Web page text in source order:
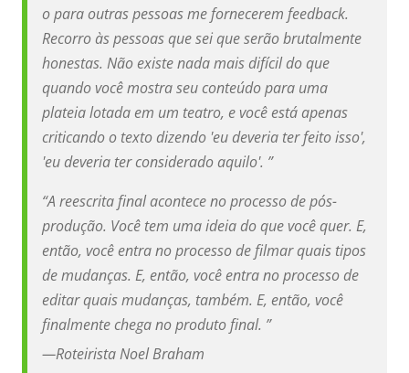
o para outras pessoas me fornecerem feedback.
Recorro às pessoas que sei que serão brutalmente
honestas. Não existe nada mais difícil do que
quando você mostra seu conteúdo para uma
plateia lotada em um teatro, e você está apenas
criticando o texto dizendo 'eu deveria ter feito isso',
'eu deveria ter considerado aquilo'. ”
“A reescrita final acontece no processo de pós-
produção. Você tem uma ideia do que você quer. E,
então, você entra no processo de filmar quais tipos
de mudanças. E, então, você entra no processo de
editar quais mudanças, também. E, então, você
finalmente chega no produto final. ”
—Roteirista Noel Braham